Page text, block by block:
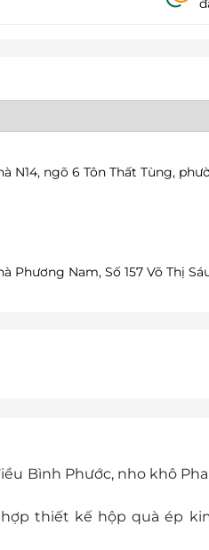
N14, ngõ 6 Tôn Thất Tùng,
Nam, Số 157 Võ Thị
Bình Phước, nho khô
thiết kế hộp quà ép